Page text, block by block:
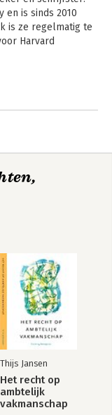
en is sinds 2010
is ze regelmatig te
Harvard
Thijs Jansen
Het recht op
ambtelijk
vakmanschap